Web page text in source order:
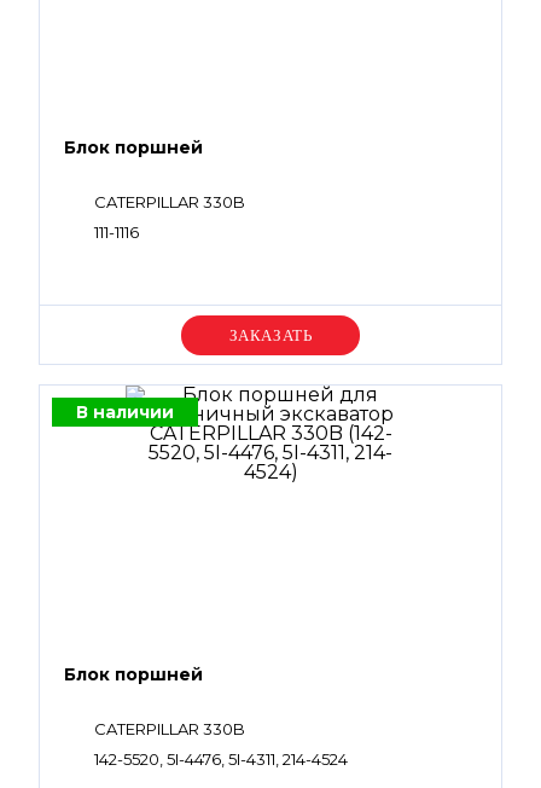
Блок поршней
CATERPILLAR 330B
111-1116
Уточняйте цену
В наличии
Блок поршней
CATERPILLAR 330B
142-5520, 5I-4476, 5I-4311, 214-4524